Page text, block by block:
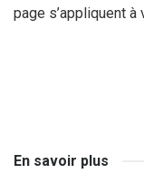
page s’appliquent
En savoir plus